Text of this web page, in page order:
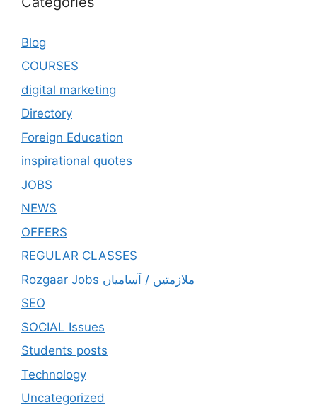
Blog
COURSES
digital marketing
Directory
Foreign Education
inspirational quotes
JOBS
NEWS
OFFERS
REGULAR CLASSES
Rozgaar Jobs ملازمتيں / آسامياں
SEO
SOCIAL Issues
Students posts
Technology
Uncategorized